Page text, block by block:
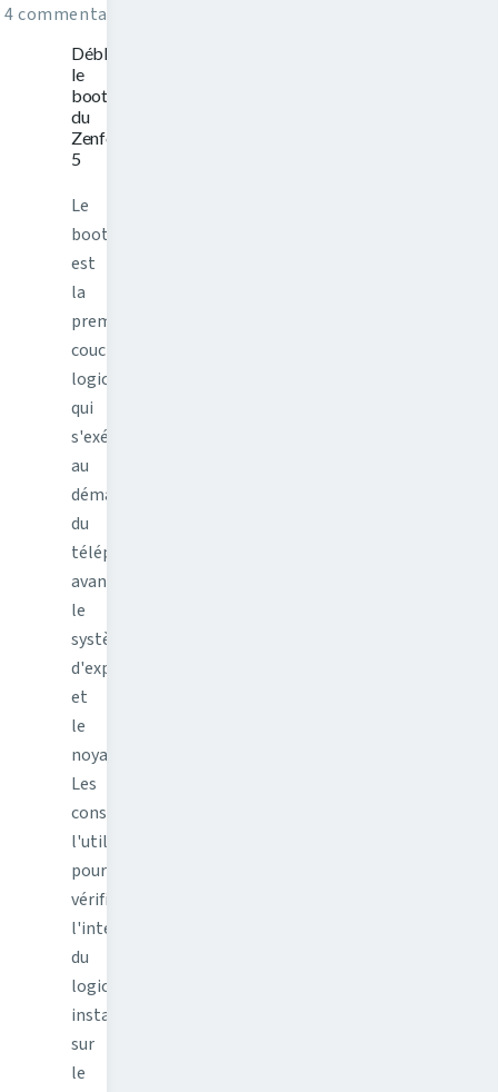
4 commentaires
Débloquer
le
bootloader
du
Zenfone
5
Le
bootloader
est
la
première
couche
logicielle
qui
s'exécute
au
démarrage
du
téléphone,
avant
le
système
d'exploitation
et
le
noyau.
Les
constructeurs
l'utilisent
pour
vérifier
l'intégrité
du
logiciel
installé
sur
le